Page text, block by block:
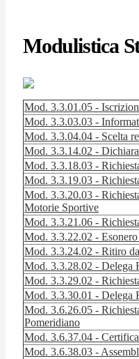
Modulistica
Mod. 3.3.01.05 -
Mod. 3.3.03.03 -
Mod. 3.3.04.04 - Scelta
Mod. 3.3.14.02 -
Mod. 3.3.18.03 -
Mod. 3.3.19.03 -
Mod. 3.3.20.03 -
Motorie Sportive
Mod. 3.3.21.06 -
Mod. 3.3.22.02 -
Mod. 3.3.24.02 - Ritiro
Mod. 3.3.28.02 - Delega
Mod. 3.3.29.02 -
Mod. 3.3.30.01 - Delega
Mod. 3.6.26.05 -
Pomeridiano
Mod. 3.6.37.04 -
Mod. 3.6.38.03 -